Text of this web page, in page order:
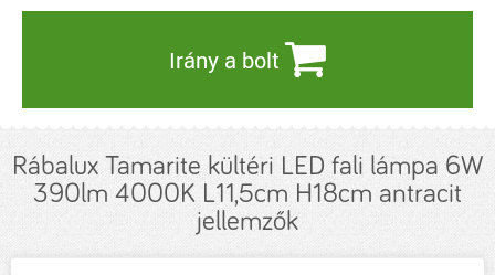
Irány a bolt
Rábalux Tamarite kültéri LED fali lámpa 6W
390lm 4000K L11,5cm H18cm antracit
jellemzők